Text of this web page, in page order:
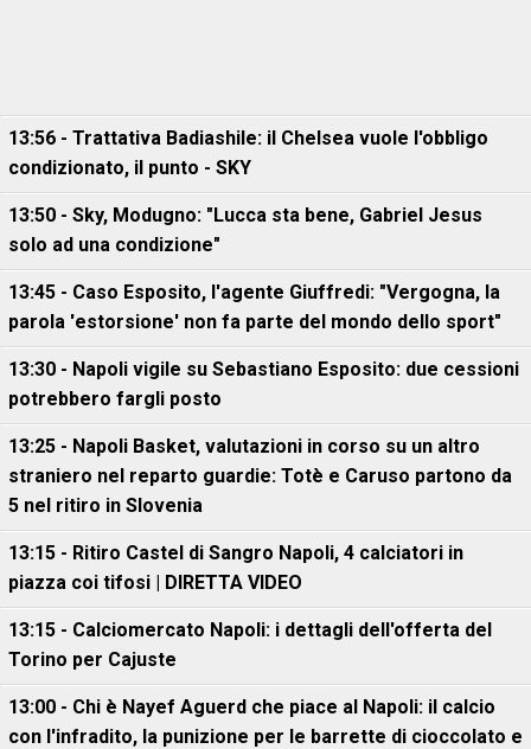
13:56 - Trattativa Badiashile: il Chelsea vuole l'obbligo
condizionato, il punto - SKY
13:50 - Sky, Modugno: "Lucca sta bene, Gabriel Jesus
solo ad una condizione"
13:45 - Caso Esposito, l'agente Giuffredi: "Vergogna, la
parola 'estorsione' non fa parte del mondo dello sport"
13:30 - Napoli vigile su Sebastiano Esposito: due cessioni
potrebbero fargli posto
13:25 - Napoli Basket, valutazioni in corso su un altro
straniero nel reparto guardie: Totè e Caruso partono da
5 nel ritiro in Slovenia
13:15 - Ritiro Castel di Sangro Napoli, 4 calciatori in
piazza coi tifosi | DIRETTA VIDEO
13:15 - Calciomercato Napoli: i dettagli dell'offerta del
Torino per Cajuste
13:00 - Chi è Nayef Aguerd che piace al Napoli: il calcio
con l'infradito, la punizione per le barrette di cioccolato e